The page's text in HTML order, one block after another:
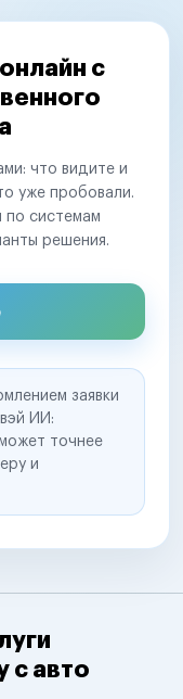
с
что видите и
уже пробовали.
по системам
решения.
заявки
ИИ:
точнее
и
с авто